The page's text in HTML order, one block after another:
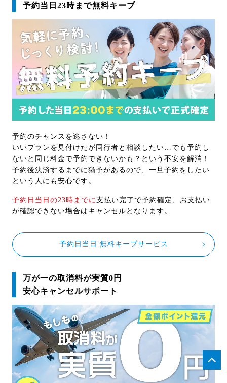
予約当日23時まで無料キープ
予約のチャンスを逃さない！
いいプランを見付けたが同行者と相談したい…でも予約し
ないと同じ料金で予約できないかも？という不安を解消！
予約後決済するまでに猶予があるので、一旦予約をしたい
という人にも安心です。
予約日当日の23時までに 支払い完了で予約確定、お支払い
が確認できない場合はキャンセルとなります。
予約日当日 無料キープサービス
万が一の取消料が実質0円
安心キャンセルサポート